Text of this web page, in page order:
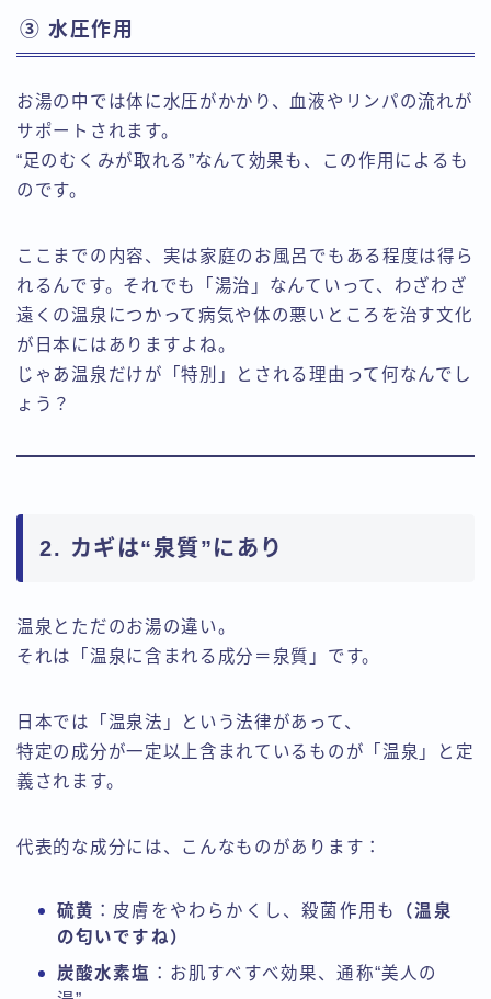
③ 水圧作用
お湯の中では体に水圧がかかり、血液やリンパの流れが
サポートされます。
“足のむくみが取れる”なんて効果も、この作用によるも
のです。
ここまでの内容、実は家庭のお風呂でもある程度は得ら
れるんです。それでも「湯治」なんていって、わざわざ
遠くの温泉につかって病気や体の悪いところを治す文化
が日本にはありますよね。
じゃあ温泉だけが「特別」とされる理由って何なんでし
ょう？
2. カギは“泉質”にあり
温泉とただのお湯の違い。
それは「温泉に含まれる成分＝泉質」です。
日本では「温泉法」という法律があって、
特定の成分が一定以上含まれているものが「温泉」と定
義されます。
代表的な成分には、こんなものがあります：
硫黄 ：皮膚をやわらかくし、殺菌作用も
（温泉
の匂いですね）
炭酸水素塩 ：お肌すべすべ効果、通称“美人の